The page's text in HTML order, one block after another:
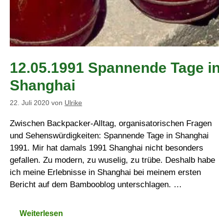
12.05.1991 Spannende Tage
Shanghai
22. Juli 2020 von Ulrike
Zwischen Backpacker-Alltag, organisatorischen Fragen
und Sehenswürdigkeiten: Spannende Tage in Shanghai
1991. Mir hat damals 1991 Shanghai nicht besonders
gefallen. Zu modern, zu wuselig, zu trübe. Deshalb habe
ich meine Erlebnisse in Shanghai bei meinem ersten
Bericht auf dem Bambooblog unterschlagen. …
Weiterlesen